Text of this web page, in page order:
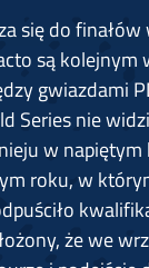
się do
są
gwiazdami
Series nie
w napiętym
roku, w
że we